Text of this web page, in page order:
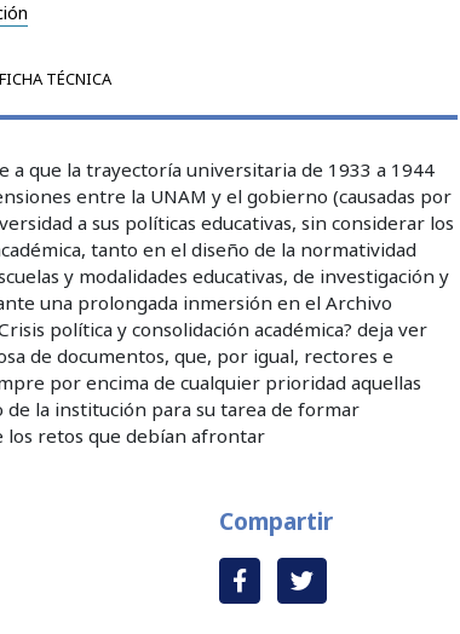
FICHA TÉCNICA
a que la trayectoría universitaria de 1933 a 1944
entre la UNAM y el gobierno (causadas por
a sus políticas educativas, sin considerar los
tanto en el diseño de la normatividad
y modalidades educativas, de investigación y
una prolongada inmersión en el Archivo
política y consolidación académica? deja ver
de documentos, que, por igual, rectores e
por encima de cualquier prioridad aquellas
la institución para su tarea de formar
los retos que debían afrontar
Compartir